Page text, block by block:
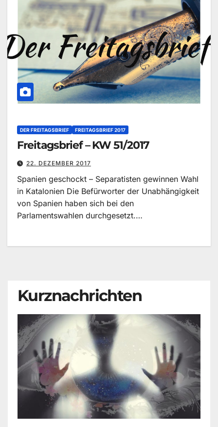
DER FREITAGSBRIEF FREITAGSBRIEF 2017
Freitagsbrief – KW 51/2017
22. DEZEMBER 2017
Spanien geschockt – Separatisten gewinnen Wahl
in Katalonien Die Befürworter der Unabhängigkeit
von Spanien haben sich bei den
Parlamentswahlen durchgesetzt.…
Kurznachrichten